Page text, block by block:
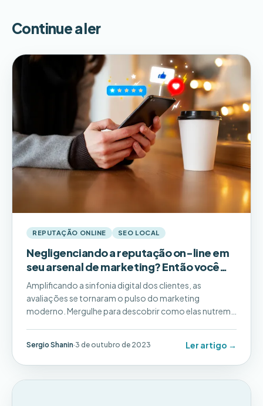
Continue a ler
REPUTAÇÃO ONLINE SEO LOCAL
Negligenciando a reputação on-line em
seu arsenal de marketing? Então você
precisa conferir essas dicas!
Amplificando a sinfonia digital dos clientes, as
avaliações se tornaram o pulso do marketing
moderno. Mergulhe para descobrir como elas nutrem
modernas, desde startups de garagem até gigantes,
empresas de hoje
Sergio Shanin·3 de outubro de 2023 Ler artigo →